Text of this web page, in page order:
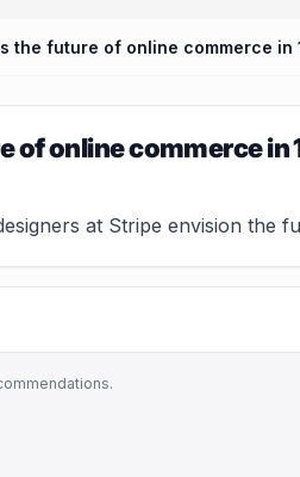
the future of online commerce in
of online commerce in
at Stripe envision the